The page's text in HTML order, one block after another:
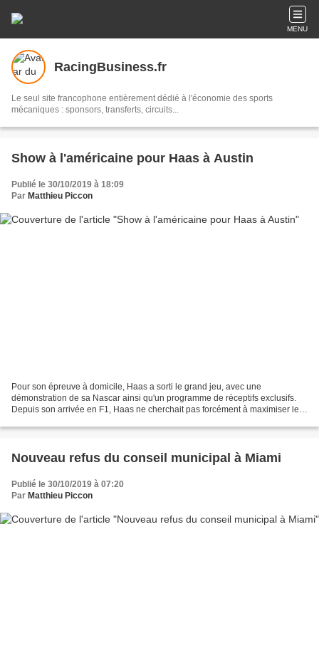
MENU
RacingBusiness.fr
Le seul site francophone entièrement dédié à l'économie des sports
mécaniques : sponsors, transferts, circuits...
Show à l'américaine pour Haas à Austin
Publié le 30/10/2019 à 18:09
Par Matthieu Piccon
Pour son épreuve à domicile, Haas a sorti le grand jeu, avec une
démonstration de sa Nascar ainsi qu'un programme de réceptifs exclusifs.
Depuis son arrivée en F1, Haas ne cherchait pas forcément à maximiser les
Nouveau refus du conseil municipal à Miami
Publié le 30/10/2019 à 07:20
Par Matthieu Piccon